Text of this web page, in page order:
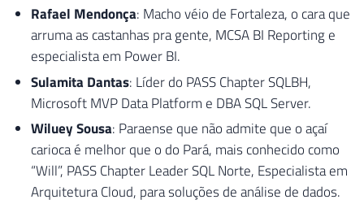
Rafael Mendonça: Macho véio de Fortaleza, o cara que
arruma as castanhas pra gente, MCSA BI Reporting e
especialista em Power BI.
Sulamita Dantas: Líder do PASS Chapter SQLBH,
Microsoft MVP Data Platform e DBA SQL Server.
Wiluey Sousa: Paraense que não admite que o açaí
carioca é melhor que o do Pará, mais conhecido como
“Will”, PASS Chapter Leader SQL Norte, Especialista em
Arquitetura Cloud, para soluções de análise de dados.